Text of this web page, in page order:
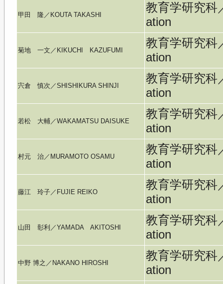
甲田 隆／KOUTA TAKASHI
教育学研究科
ation
菊地 一文／KIKUCHI KAZUFUMI
教育学研究科
ation
宍倉 慎次／SHISHIKURA SHINJI
教育学研究科
ation
若松 大輔／WAKAMATSU DAISUKE
教育学研究科
ation
村元 治／MURAMOTO OSAMU
教育学研究科
ation
藤江 玲子／FUJIE REIKO
教育学研究科
ation
山田 彰利／YAMADA AKITOSHI
教育学研究科
ation
中野 博之／NAKANO HIROSHI
教育学研究科
ation